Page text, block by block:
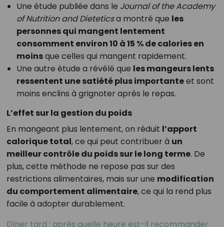
Une étude publiée dans le Journal of the Academy
of Nutrition and Dieteticsa montré que les
personnes qui mangent lentement
consomment environ 10 à 15 % de calories en
moinsque celles qui mangent rapidement.
Une autre étude a révélé que les mangeurs lents
ressentent une satiété plus importanteet sont
moins enclins à grignoter après le repas.
L’effet sur la gestion du poids
En mangeant plus lentement, on réduit l’apport
calorique total, ce qui peut contribuer à un
meilleur contrôle du poids sur le long terme. De
plus, cette méthode ne repose pas sur des
restrictions alimentaires, mais sur une modification
du comportement alimentaire, ce qui la rend plus
facile à adopter durablement.
Dîner tard : après quelle heure est-il recommander